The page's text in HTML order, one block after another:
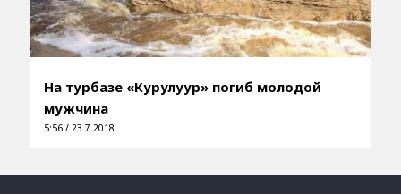
На турбазе «Курулуур» погиб молодой
мужчина
5:56 / 23.7.2018